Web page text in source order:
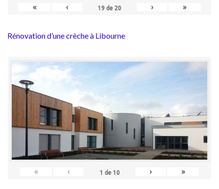
« ‹ 19 de 20 › »
Rénovation d’une crèche à Libourne
« ‹ 1 de 10 › »